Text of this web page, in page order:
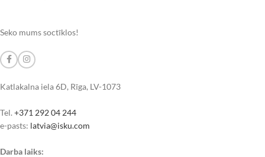
Seko mums soctīklos!
Katlakalna iela 6D, Rīga, LV-1073
Tel. +371 292 04 244
e-pasts: latvia@isku.com
Darba laiks: